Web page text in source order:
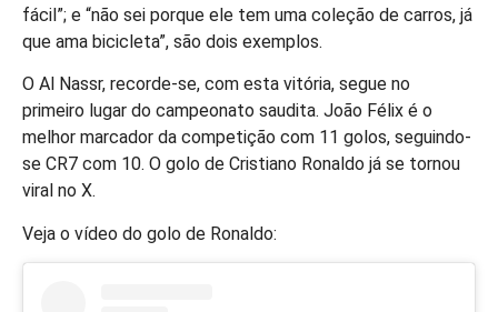
fácil”; e “não sei porque ele tem uma coleção de carros, já
que ama bicicleta”, são dois exemplos.
O Al Nassr, recorde-se, com esta vitória, segue no
primeiro lugar do campeonato saudita. João Félix é o
melhor marcador da competição com 11 golos, seguindo-
se CR7 com 10. O golo de Cristiano Ronaldo já se tornou
viral no X.
Veja o vídeo do golo de Ronaldo: